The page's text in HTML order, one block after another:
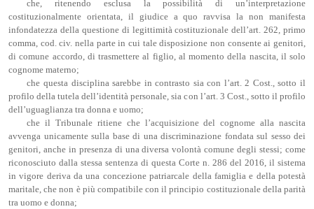
che, ritenendo esclusa la possibilità di un’interpretazione
costituzionalmente orientata, il giudice a quo ravvisa la non manifesta
infondatezza della questione di legittimità costituzionale dell’art. 262, primo
comma, cod. civ. nella parte in cui tale disposizione non consente ai genitori,
di comune accordo, di trasmettere al figlio, al momento della nascita, il solo
cognome materno;
che questa disciplina sarebbe in contrasto sia con l’art. 2 Cost., sotto il
profilo della tutela dell’identità personale, sia con l’art. 3 Cost., sotto il profilo
dell’uguaglianza tra donna e uomo;
che il Tribunale ritiene che l’acquisizione del cognome alla nascita
avvenga unicamente sulla base di una discriminazione fondata sul sesso dei
genitori, anche in presenza di una diversa volontà comune degli stessi; come
riconosciuto dalla stessa sentenza di questa Corte n. 286 del 2016, il sistema
in vigore deriva da una concezione patriarcale della famiglia e della potestà
maritale, che non è più compatibile con il principio costituzionale della parità
tra uomo e donna;